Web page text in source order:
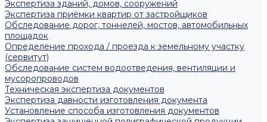
Экспертиза зданий, домов, сооружений
Экспертиза приёмки квартир от застройщиков
Обследование дорог, тоннелей, мостов, автомобильных
площадок
Определение прохода / проезда к земельному участку
(сервитут)
Обследование систем водоотведения, вентиляции и
мусоропроводов
Техническая экспертиза документов
Экспертиза давности изготовления документа
Установление способа изготовления документов